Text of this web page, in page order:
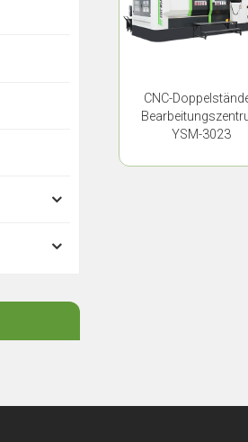
CNC-
YSM-3023